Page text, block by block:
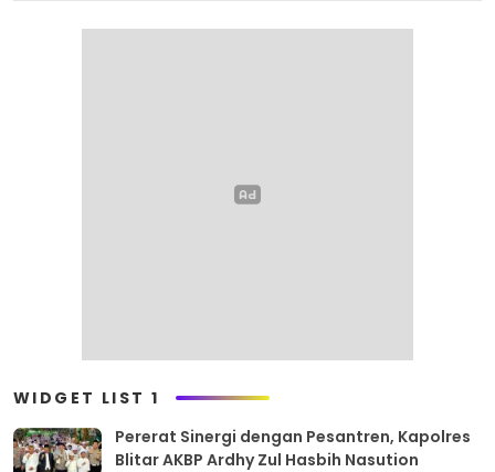
WIDGET LIST 1
Pererat Sinergi dengan Pesantren, Kapolres
Blitar AKBP Ardhy Zul Hasbih Nasution